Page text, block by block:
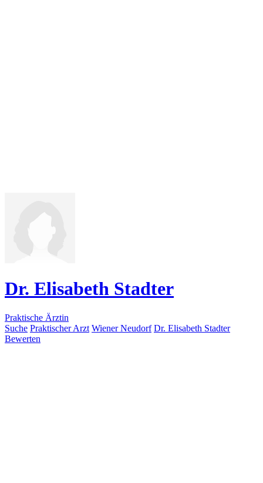
Dr. Elisabeth Stadter
Praktische Ärztin
Suche Praktischer Arzt Wiener Neudorf Dr. Elisabeth Stadter
Bewerten